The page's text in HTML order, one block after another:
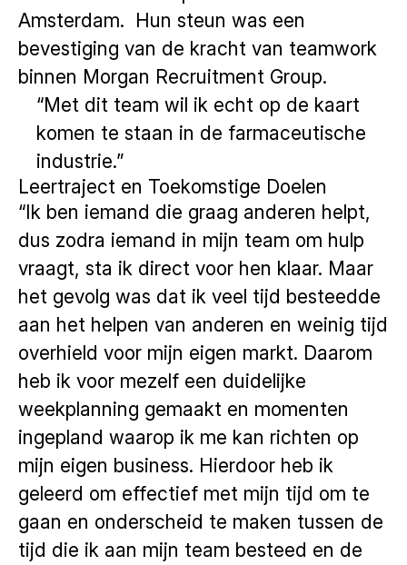
Amsterdam. Hun steun was een
bevestiging van de kracht van teamwork
binnen Morgan Recruitment Group.
“Met dit team wil ik echt op de kaart
komen te staan in de farmaceutische
industrie.”
Leertraject en Toekomstige Doelen
“Ik ben iemand die graag anderen helpt,
dus zodra iemand in mijn team om hulp
vraagt, sta ik direct voor hen klaar. Maar
het gevolg was dat ik veel tijd besteedde
aan het helpen van anderen en weinig tijd
overhield voor mijn eigen markt. Daarom
heb ik voor mezelf een duidelijke
weekplanning gemaakt en momenten
ingepland waarop ik me kan richten op
mijn eigen business. Hierdoor heb ik
geleerd om effectief met mijn tijd om te
gaan en onderscheid te maken tussen de
tijd die ik aan mijn team besteed en de